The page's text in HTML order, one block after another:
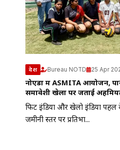
देश Bureau NOTD 25 Apr
नोएडा में ASMITA आयोजन,
समावेशी खेलों पर जताई
फिट इंडिया और खेलो इंडिया
जमीनी स्तर पर प्रतिभा...